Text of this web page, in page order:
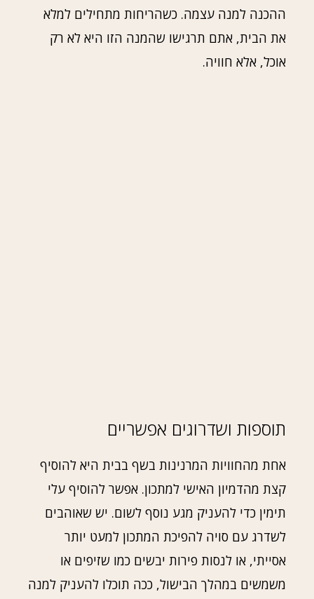
ההכנה למנה עצמה. כשהריחות מתחילים למלא
את הבית, אתם תרגישו שהמנה הזו היא לא רק
אוכל, אלא חוויה.
תוספות ושדרוגים אפשריים
אחת מהחוויות המרנינות בשף בבית היא להוסיף
קצת מהדמיון האישי למתכון. אפשר להוסיף עלי
תימין כדי להעניק מגע נוסף לשום. יש שאוהבים
לשדרג עם סויה להפיכת המתכון למעט יותר
אסייתי, או לנסות פירות יבשים כמו שזיפים או
משמשים במהלך הבישול, ככה תוכלו להעניק למנה